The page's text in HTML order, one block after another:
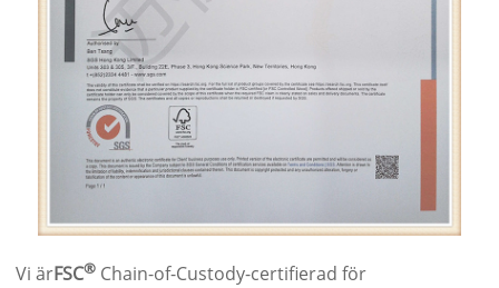
Vi ärFSC® Chain-of-Custody-certifierad för